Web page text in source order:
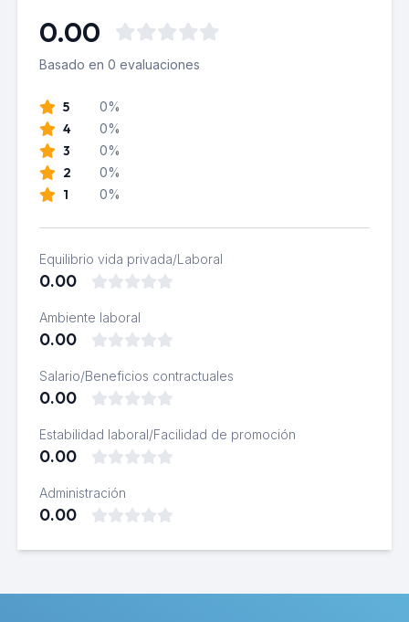
0.00
Basado en 0 evaluaciones
5 0%
4 0%
3 0%
2 0%
1 0%
Equilibrio vida privada/Laboral
0.00
Ambiente laboral
0.00
Salario/Beneficios contractuales
0.00
Estabilidad laboral/Facilidad de promoción
0.00
Administración
0.00